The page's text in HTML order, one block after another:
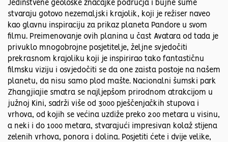
Jedinstvene geološke značajke područja i bujne šume
stvaraju gotovo nezemaljski krajolik, koji je režiser naveo
kao glavnu inspiraciju za prikaz planeta Pandore u svom
filmu. Preimenovanje ovih planina u čast Avatara od tada je
privuklo mnogobrojne posjetitelje, željne svjedočiti
prekrasnom krajoliku koji je inspirirao tako fantastičnu
filmsku viziju i osvjedočiti se da one zaista postoje na našem
planetu, da nisu samo plod mašte. Nacionalni šumski park
Zhangjiajie smatra se najljepšom prirodnom atrakcijom u
južnoj Kini, sadrži više od 3000 pješčenjačkih stupova i
vrhova, od kojih se većina uzdiže preko 200 metara u visinu,
a neki i do 1000 metara, stvarajući impresivan kolaž stijena
zelenih vrhova, ponora i dolina. Posjetiti ćete i dvije velike,